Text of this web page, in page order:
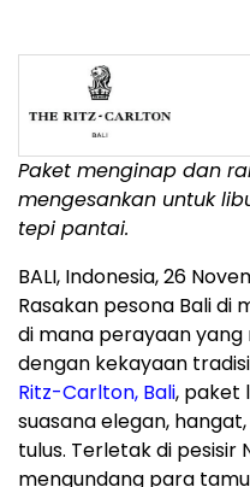
Paket menginap dan
mengesankan untuk
tepi pantai.
BALI, Indonesia,26
Rasakan pesona Balidi
di mana perayaan
dengan kekayaan
Ritz-Carlton, Bali, paket
suasana elegan,
tulus. Terletak di pesisir
mengundang para